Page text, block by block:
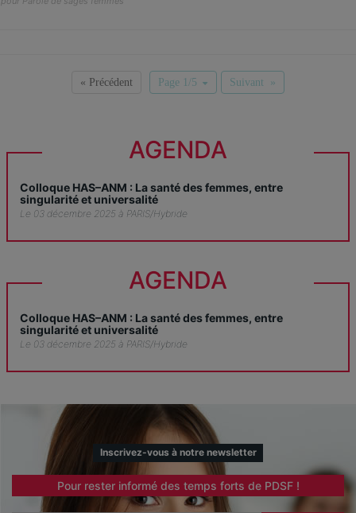
« Précédent Page 1/5 Suivant »
AGENDA
Colloque HAS–ANM : La santé des femmes, entre
singularité et universalité
Le 03 décembre 2025 à PARIS/Hybride
AGENDA
Colloque HAS–ANM : La santé des femmes, entre
singularité et universalité
Le 03 décembre 2025 à PARIS/Hybride
Inscrivez-vous à notre newsletter
Pour rester informé des temps forts de PDSF !